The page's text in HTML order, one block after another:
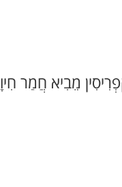
מֵבִיא חֲמַר